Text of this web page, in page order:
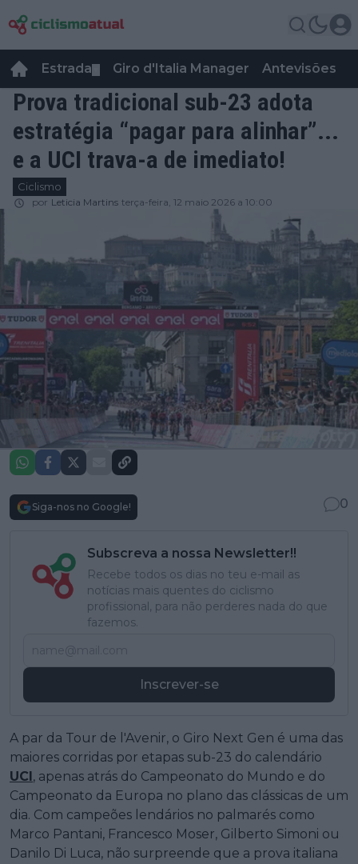
Estrada Giro d'Italia Manager Antevisões
Prova tradicional sub-23 adota
estratégia “pagar para alinhar”...
e a UCI trava-a de imediato!
Ciclismo
por Leticia Martins terça-feira, 12 maio 2026 a 10:00
Siga-nos no Google! 0
Subscreva a nossa Newsletter!!
Recebe todos os dias no teu e-mail as
notícias mais quentes do ciclismo
profissional, para não perderes nada do que
fazemos.
Inscrever-se
A par da Tour de l'Avenir, o Giro Next Gen é uma das
maiores corridas por etapas sub-23 do calendário
UCI, apenas atrás do Campeonato do Mundo e do
Campeonato da Europa no plano das clássicas de um
dia. Com campeões lendários no palmarés como
Marco Pantani, Francesco Moser, Gilberto Simoni ou
Danilo Di Luca, não surpreende que a prova italiana